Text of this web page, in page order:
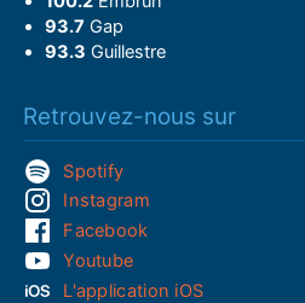
93.7 Gap
93.3 Guillestre
Retrouvez-nous sur
Spotify
Instagram
Facebook
Youtube
L'application iOS